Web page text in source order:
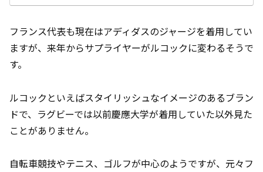
ZaSIXK9HacshOwelGDWRoCoT8QAvD_BwE
フランス代表も現在はアディダスのジャージを着用してい
ますが、来年からサプライヤーがルコックに変わるそうで
す。
ルコックといえばスタイリッシュなイメージのあるブラン
ドで、ラグビーでは以前慶應大学が着用していた以外見た
ことがありません。
自転車競技やテニス、ゴルフが中心のようですが、元々フ